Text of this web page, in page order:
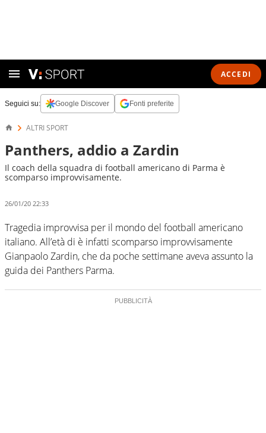
ACCEDI
Seguici su: Google Discover Fonti preferite
ALTRI SPORT
Panthers, addio a Zardin
Il coach della squadra di football americano di Parma è
scomparso improvvisamente.
26/01/20 22:33
Tragedia improvvisa per il mondo del football americano
italiano. All’età di è infatti scomparso improvvisamente
Gianpaolo Zardin, che da poche settimane aveva assunto la
guida dei Panthers Parma.